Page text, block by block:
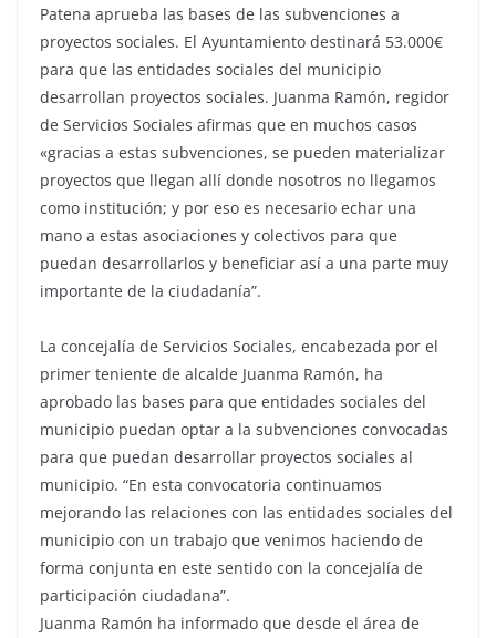
Patena aprueba las bases de las subvenciones a
proyectos sociales. El Ayuntamiento destinará 53.000€
para que las entidades sociales del municipio
desarrollan proyectos sociales. Juanma Ramón, regidor
de Servicios Sociales afirmas que en muchos casos
«gracias a estas subvenciones, se pueden materializar
proyectos que llegan allí donde nosotros no llegamos
como institución; y por eso es necesario echar una
mano a estas asociaciones y colectivos para que
puedan desarrollarlos y beneficiar así a una parte muy
importante de la ciudadanía”.
La concejalía de Servicios Sociales, encabezada por el
primer teniente de alcalde Juanma Ramón, ha
aprobado las bases para que entidades sociales del
municipio puedan optar a la subvenciones convocadas
para que puedan desarrollar proyectos sociales al
municipio. “En esta convocatoria continuamos
mejorando las relaciones con las entidades sociales del
municipio con un trabajo que venimos haciendo de
forma conjunta en este sentido con la concejalía de
participación ciudadana”.
Juanma Ramón ha informado que desde el área de